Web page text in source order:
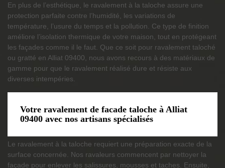
En plus de l’esthétique, le ravalement à la taloche assure une
protection parfaite contre l’humidité, les variations de
température, l’usure du temps et la pollution. Ce type de finition
améliore l’isolation thermique de votre maison, tout en protégeant
les façades comme il le faut. Que ce soit pour ravalement taloché
ou gratté en Alliat 09400, nous avons recours à des matériaux de
gamme pour que le ravalement réalisé dure et résiste aux
diverses intempéries.
Votre ravalement de facade taloche à Alliat
09400 avec nos artisans spécialisés
Le ravalement à la taloche requiert une préparation exacte de la
surface concernée. Nos ravaleurs commencent par nettoyer la
façade pour enlever les salissures, mousses et taches. Ensuite,